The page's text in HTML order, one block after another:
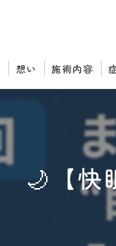
想い 施術内容
🌙【快